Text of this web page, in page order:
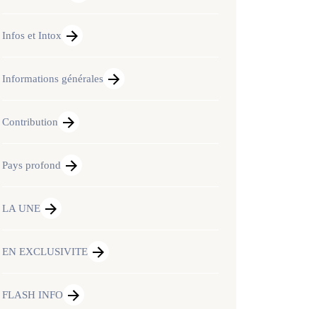
Infos et Intox
Informations générales
Contribution
Pays profond
LA UNE
EN EXCLUSIVITE
FLASH INFO